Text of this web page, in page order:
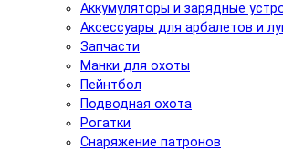
Аккумуляторы и зарядные
Аксесcуары для арбалетов и
Запчасти
Манки для охоты
Пейнтбол
Подводная охота
Рогатки
Снаряжение патронов